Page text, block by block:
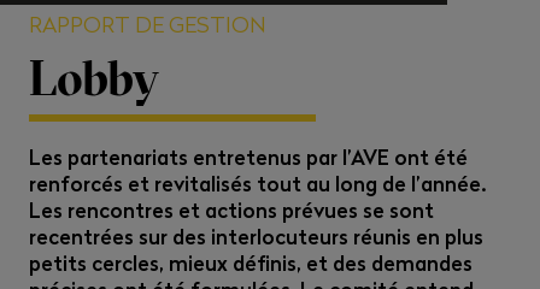
RAPPORT DE GESTION
Lobby
Les partenariats entretenus par l’AVE ont été
renforcés et revitalisés tout au long de l’année.
Les rencontres et actions prévues se sont
recentrées sur des interlocuteurs réunis en plus
petits cercles, mieux définis, et des demandes